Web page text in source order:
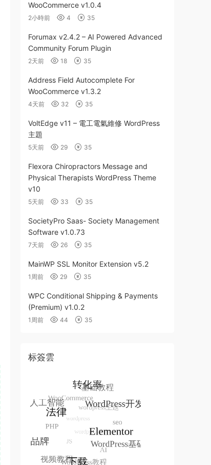
WooCommerce v1.0.4
2小時前 4 35
Forumax v2.4.2 – AI Powered Advanced
Community Forum Plugin
2天前 18 35
Address Field Autocomplete For
WooCommerce v1.3.2
4天前 32 35
VoltEdge v11 – 電工電氣維修 WordPress
主題
5天前 29 35
Flexora Chiropractors Message and
Physical Therapists WordPress Theme
v10
5天前 33 35
SocietyPro Saas- Society Management
Software v1.0.73
7天前 26 35
MainWP SSL Monitor Extension v5.2
1周前 29 35
WPC Conditional Shipping & Payments
(Premium) v1.0.2
1周前 44 35
标簽雲